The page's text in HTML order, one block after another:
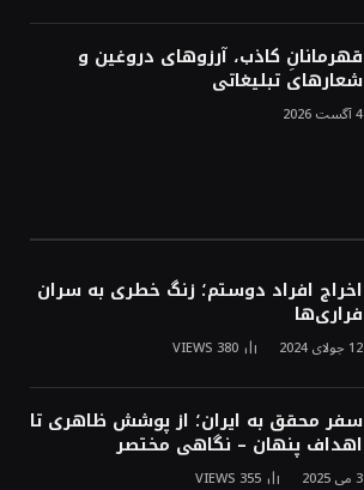
قهرمانانِ کاذب، آرزوهای دروغین و
شعارهای تبلیغاتی
4 آگست 2026
اخراج افراد دوستم؛ زنگ خطری به سران
فراری‌ها
12 جولای 2024 380
VIEWS
سفر محقق به ایران؛ از پوشش ظاهری تا
اهداف پنهان – نگاهی مختصر
3 می 2025 355
VIEWS